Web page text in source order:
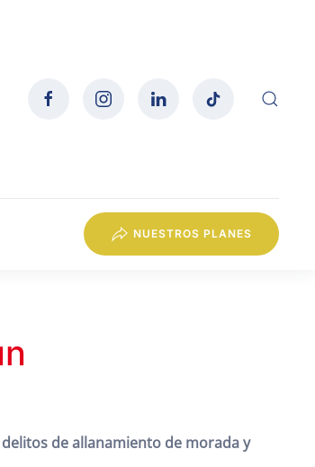
NUESTROS PLANES
delitos de allanamiento de morada y